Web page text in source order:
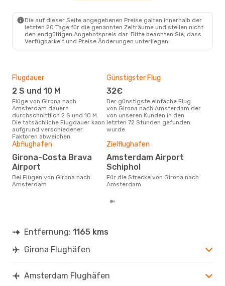
Die auf dieser Seite angegebenen Preise galten innerhalb der
letzten 20 Tage für die genannten Zeiträume und stellen nicht
den endgültigen Angebotspreis dar. Bitte beachten Sie, dass
Verfügbarkeit und Preise Änderungen unterliegen.
Flugdauer
2 S und 10 M
Flüge von Girona nach
Amsterdam dauern
durchschnittlich 2 S und 10 M.
Die tatsächliche Flugdauer kann
aufgrund verschiedener
Faktoren abweichen.
Günstigster Flug
32€
Der günstigste einfache Flug
von Girona nach Amsterdam der
von unseren Kunden in den
letzten 72 Stunden gefunden
wurde
Abflughafen
Girona-Costa Brava
Airport
Bei Flügen von Girona nach
Amsterdam
Zielflughafen
Amsterdam Airport
Schiphol
Für die Strecke von Girona nach
Amsterdam
Entfernung: 1165 kms
Girona Flughäfen
Amsterdam Flughäfen